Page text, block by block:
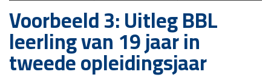
Voorbeeld 3: Uitleg BBL
leerling van 19 jaar in
tweede opleidingsjaar